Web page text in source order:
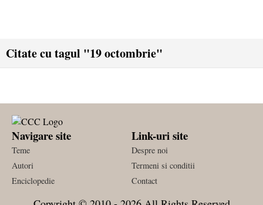
Citate cu tagul "19 octombrie"
Navigare site
Teme
Autori
Enciclopedie
Link-uri site
Despre noi
Termeni si conditii
Contact